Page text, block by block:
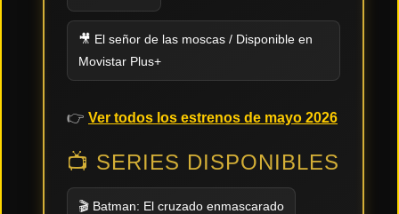
🎥 El señor de las moscas / Disponible en
Movistar Plus+
👉 Ver todos los estrenos de mayo 2026
📺 SERIES DISPONIBLES
🎬 Batman: El cruzado enmascarado